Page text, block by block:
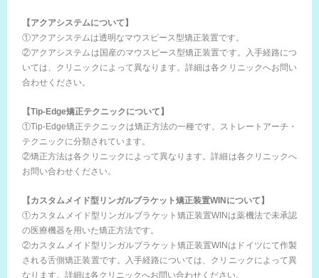
【アクアシステムについて】
①アクアシステムは透明なマウスピース型矯正装置です。
②アクアシステムは国産のマウスピース型矯正装置です。入手経路につ
いては、クリニックによって異なります。詳細は各クリニックへお問い
合わせください。
【Tip-Edge矯正テクニックについて】
①Tip-Edge矯正テクニックは矯正方法の一種です。ストレートアーチ・
テクニックに分類されています。
②矯正方法は各クリニックによって異なります。詳細は各クリニックへ
お問い合わせください。
【カスタムメイド型リンガルブラケット矯正装置WINについて】
①カスタムメイド型リンガルブラケット矯正装置WINは薬機法で未承認
の医療機器を用いた矯正方法です。
②カスタムメイド型リンガルブラケット矯正装置WINはドイツにて作製
される舌側矯正装置です。入手経路については、クリニックによって異
なります。詳細は各クリニックへお問い合わせください。